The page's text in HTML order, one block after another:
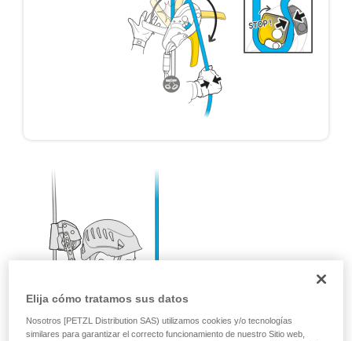
Elija cómo tratamos sus datos
Nosotros [PETZL Distribution SAS) utilizamos cookies y/o tecnologías
similares para garantizar el correcto funcionamiento de nuestro Sitio web,